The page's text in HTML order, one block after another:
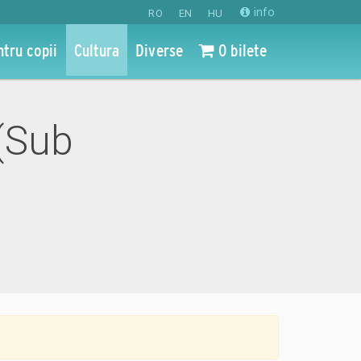
RO EN HU info
copii Cultura Diverse 0 bilete